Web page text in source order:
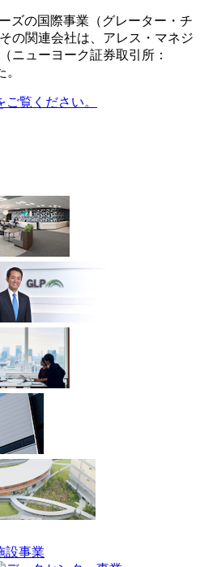
ズの国際事業（グレーター・チ
の関連会社は、アレス・マネジ
ニューヨーク証券取引所：
覧ください。